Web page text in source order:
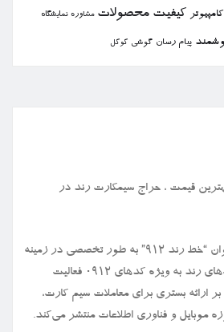
كامپیوتر كیفیت محصولات مشاوره نمایشگاه
پیام رسان گوشی گوگل
قیمت ، حراج سیمكارت رند در
وبسایت rond912.ir با عنوان “خط رند ۹۱۲” به طور تخصصی در زمینه
خرید و فروش سیم کارت‌های رند به ویژه کدهای ۰۹۱۲ فعالیت
ارائه بستری برای معاملات سیم کارت،
موبایل و فناوری اطلاعات منتشر می‌کند.